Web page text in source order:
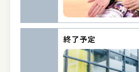
終了予定